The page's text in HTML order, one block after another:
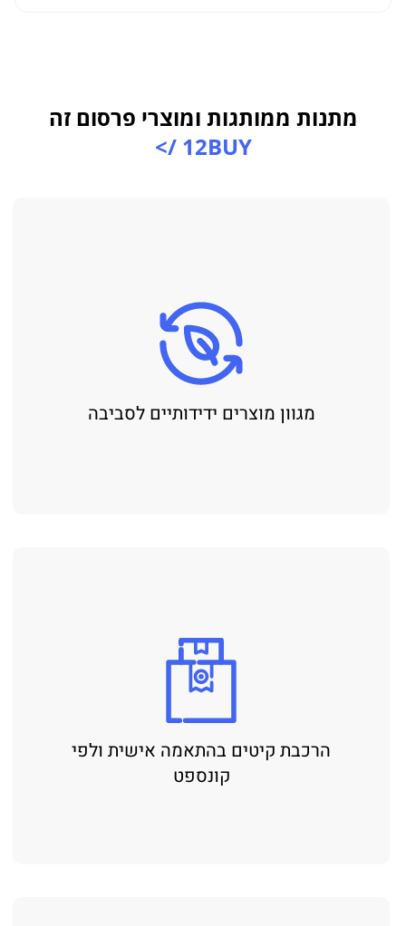
מתנות ממותגות ומוצרי פרסום זה
12BUY />
מגוון מוצרים ידידותיים לסביבה
הרכבת קיטים בהתאמה אישית ולפי
קונספט